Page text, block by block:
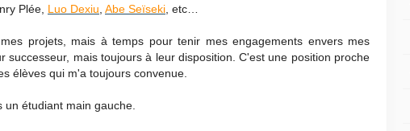
Plée, Luo Dexiu Abe Seïseki , etc…
projets, mais à temps pour tenir mes engagements envers mes
successeur, mais toujours à leur disposition. C'est une position proche
élèves qui m'a toujours convenue.
un étudiant main gauche.